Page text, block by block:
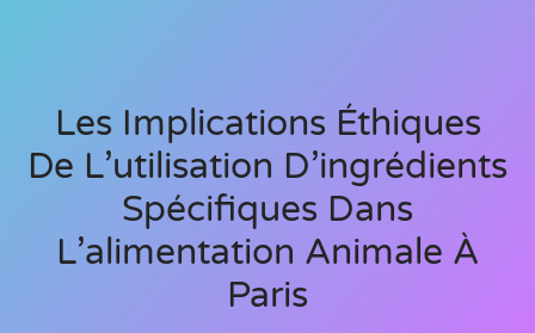
Les Implications Éthiques
De L’utilisation D’ingrédients
Spécifiques Dans
L’alimentation Animale À
Paris